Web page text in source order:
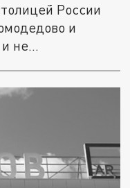
России
и
не...